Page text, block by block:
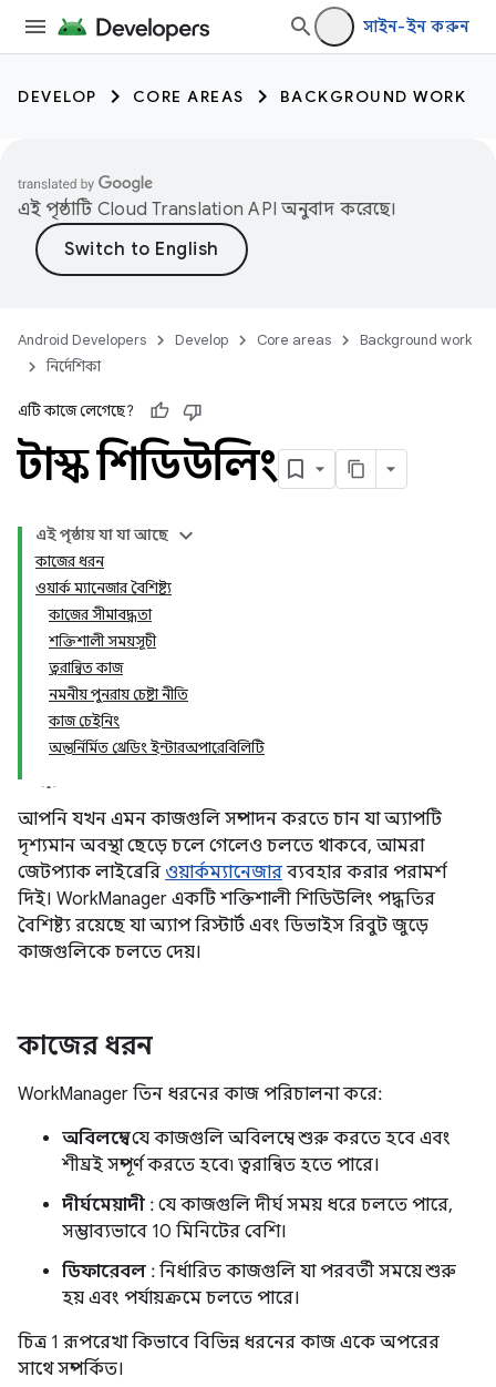
সাইন-ইন করুন
DEVELOP CORE AREAS BACKGROUND WORK
এই পৃষ্ঠাটি Cloud Translation API অনুবাদ করেছে।
Android Developers Develop Core areas
Background work
নির্দেশিকা
এটি কাজে লেগেছে?
টাস্ক শিডিউলিং
এই পৃষ্ঠায় যা যা আছে
কাজের ধরন
ওয়ার্ক ম্যানেজার বৈশিষ্ট্য
কাজের সীমাবদ্ধতা
শক্তিশালী সময়সূচী
ত্বরান্বিত কাজ
নমনীয় পুনরায় চেষ্টা নীতি
কাজ চেইনিং
অন্তর্নির্মিত থ্রেডিং ইন্টারঅপারেবিলিটি
আপনি যখন এমন কাজগুলি সম্পাদন করতে চান যা অ্যাপটি
দৃশ্যমান অবস্থা ছেড়ে চলে গেলেও চলতে থাকবে, আমরা
জেটপ্যাক লাইব্রেরি ওয়ার্কম্যানেজার ব্যবহার করার পরামর্শ
দিই। WorkManager একটি শক্তিশালী শিডিউলিং পদ্ধতির
বৈশিষ্ট্য রয়েছে যা অ্যাপ রিস্টার্ট এবং ডিভাইস রিবুট জুড়ে
কাজগুলিকে চলতে দেয়।
কাজের ধরন
WorkManager তিন ধরনের কাজ পরিচালনা করে:
অবিলম্বে: যে কাজগুলি অবিলম্বে শুরু করতে হবে এবং
শীঘ্রই সম্পূর্ণ করতে হবে৷ ত্বরান্বিত হতে পারে।
দীর্ঘমেয়াদী : যে কাজগুলি দীর্ঘ সময় ধরে চলতে পারে,
সম্ভাব্যভাবে 10 মিনিটের বেশি।
ডিফারেবল : নির্ধারিত কাজগুলি যা পরবর্তী সময়ে শুরু
হয় এবং পর্যায়ক্রমে চলতে পারে।
চিত্র 1 রূপরেখা কিভাবে বিভিন্ন ধরনের কাজ একে অপরের
সাথে সম্পর্কিত।